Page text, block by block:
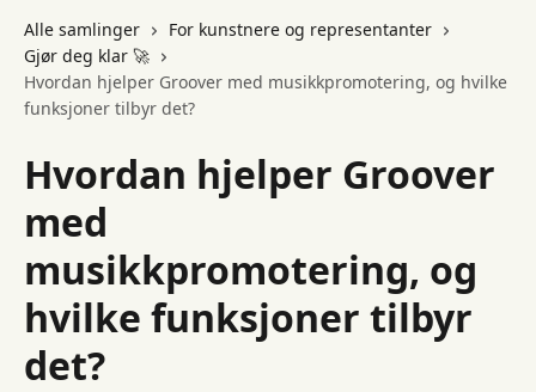
Alle samlinger
For kunstnere og representanter
Gjør deg klar 🚀
Hvordan hjelper Groover med musikkpromotering, og hvilke
funksjoner tilbyr det?
Hvordan hjelper Groover
med
musikkpromotering, og
hvilke funksjoner tilbyr
det?